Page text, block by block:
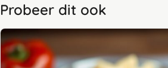
Probeer dit ook